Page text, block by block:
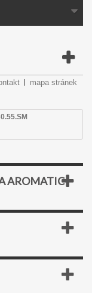
mapa stránek
AROMATIC